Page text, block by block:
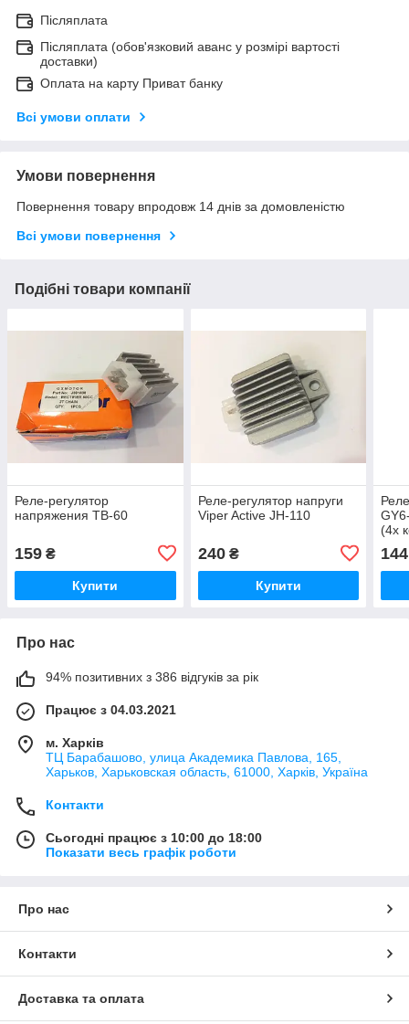
Післяплата
Післяплата (обов'язковий аванс у розмірі вартості
доставки)
Оплата на карту Приват банку
Всі умови оплати
Умови повернення
Повернення товару впродовж 14 днів за домовленістю
Всі умови повернення
Подібні товари компанії
Реле-регулятор
напряжения TB-60
159 ₴
Купити
Реле-регулятор напруги
Viper Active JH-110
240₴
Купити
(4х
144
Про нас
94% позитивних з 386 відгуків за рік
Працює з 04.03.2021
м. Харків
ТЦ Барабашово, улица Академика Павлова, 165,
Харьков, Харьковская область, 61000, Харків, Україна
Контакти
Сьогодні працює з 10:00 до 18:00
Показати весь графік роботи
Про нас
Контакти
Доставка та оплата